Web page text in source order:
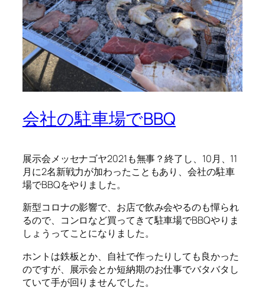
会社の駐車場でBBQ
展示会メッセナゴヤ2021も無事？終了し、10月、11
月に2名新戦力が加わったこともあり、会社の駐車
場でBBQをやりました。
新型コロナの影響で、お店で飲み会やるのも憚られ
るので、コンロなど買ってきて駐車場でBBQやりま
しょうってことになりました。
ホントは鉄板とか、自社で作ったりしても良かった
のですが、展示会とか短納期のお仕事でバタバタし
ていて手が回りませんでした。